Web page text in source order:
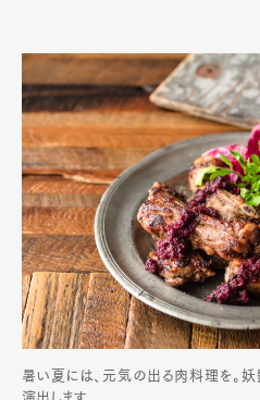
暑い夏には、元気の出る肉料理を。